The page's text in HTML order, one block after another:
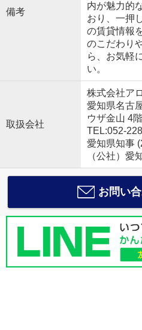
備考
内が魅力的
おり、一押
の賃貸情報
のこだわり
ら、お気軽
い。
取扱会社
株式会社ア
愛知県名古
ウザ金山 4階
TEL:052-
愛知県知事
（公社）愛
お問い